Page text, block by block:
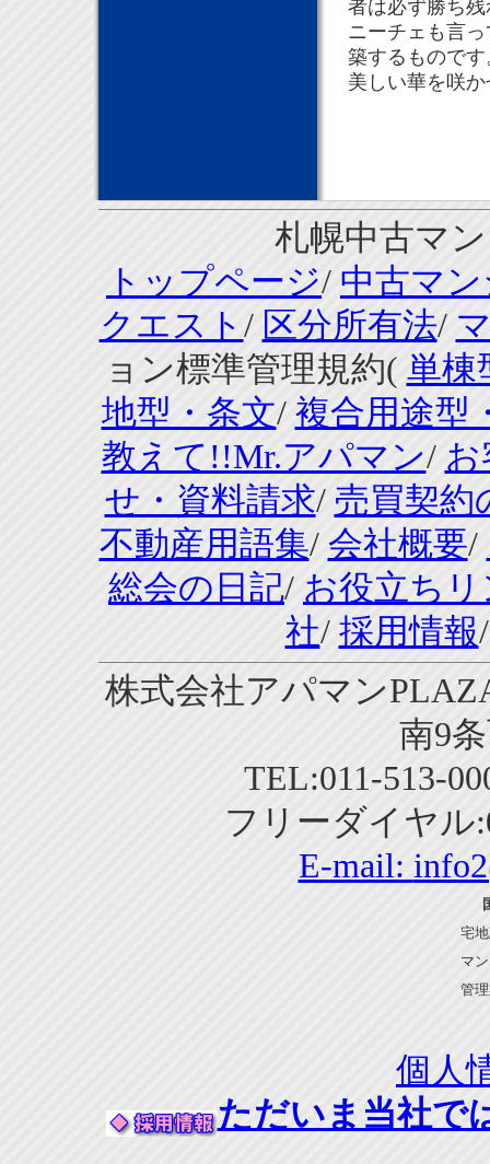
者は必ず勝ち
ニーチェも言
築するもので
美しい華を咲
札幌中古マ
トップページ/ 中古マ
クエスト / 区分所有法/
ョン標準管理規約( 単棟
地型・条文/ 複合用途型
教えて!!Mr.アパマン/ お
せ・資料請求/ 売買契約
不動産用語集/ 会社概要/
総会の日記/ お役立ち
社/ 採用情報
株式会社アパマン
南9
TEL:011-513-
フリーダイヤル
E-mail:
宅
マ
管
個人
ただいま当社で